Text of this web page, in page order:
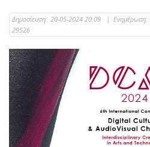
Δημοσίευση: 20-05-2024 20:09 | Ενημέρωση:
29526